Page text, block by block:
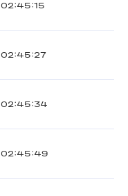
02:45:15
02:45:27
02:45:34
02:45:49